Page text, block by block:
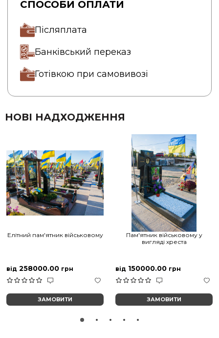
СПОСОБИ ОПЛАТИ
Післяплата
Банківський переказ
Готівкою при самовивозі
НОВІ НАДХОДЖЕННЯ
Елітний пам'ятник військовому
від 258000.00 грн
ЗАМОВИТИ
Пам'ятник військовому у
вигляді хреста
від 150000.00 грн
ЗАМОВИТИ